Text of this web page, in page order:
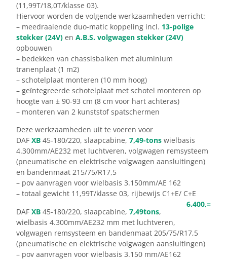
(11,99T/18,0T/klasse 03).
Hiervoor worden de volgende werkzaamheden verricht:
– meedraaiende duo-matic koppeling incl. 13-polige
stekker (24V) en A.B.S. volgwagen stekker (24V)
opbouwen
– bedekken van chassisbalken met aluminium
tranenplaat (1 m2)
– schotelplaat monteren (10 mm hoog)
– geïntegreerde schotelplaat met schotel monteren op
hoogte van ± 90-93 cm (8 cm voor hart achteras)
– monteren van 2 kunststof spatschermen
Deze werkzaamheden uit te voeren voor
DAF XB 45-180/220, slaapcabine, 7,49-tons wielbasis
4.300mm/AE232 met luchtveren, volgwagen remsysteem
(pneumatische en elektrische volgwagen aansluitingen)
en bandenmaat 215/75/R17,5
– pov aanvragen voor wielbasis 3.150mm/AE 162
– totaal gewicht 11,99T/klasse 03, rijbewijs C1+E/ C+E
6.400,=
DAF XB 45-180/220, slaapcabine, 7,49tons,
wielbasis 4.300mm/AE232 mm met luchtveren,
volgwagen remsysteem en bandenmaat 205/75/R17,5
(pneumatische en elektrische volgwagen aansluitingen)
– pov aanvragen voor wielbasis 3.150 mm/AE162